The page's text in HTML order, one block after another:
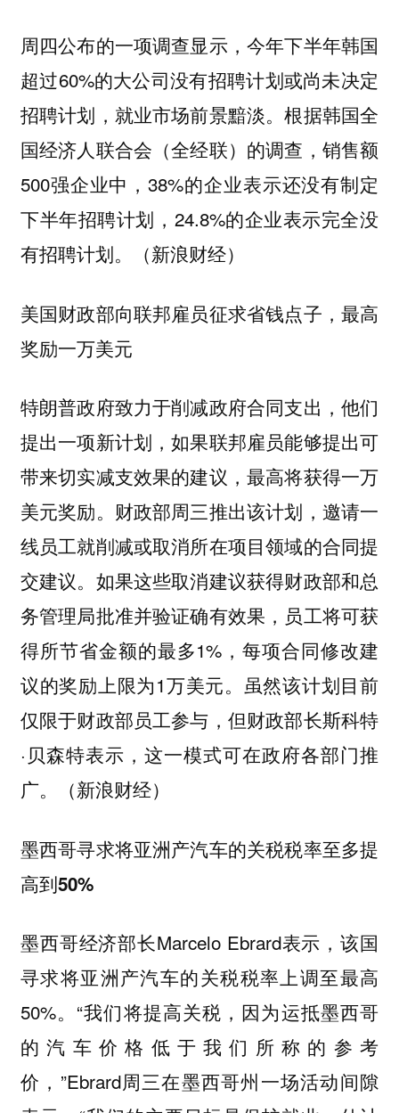
周四公布的一项调查显示，今年下半年韩国
超过60%的大公司没有招聘计划或尚未决定
招聘计划，就业市场前景黯淡。根据韩国全
国经济人联合会（全经联）的调查，销售额
500强企业中，38%的企业表示还没有制定
下半年招聘计划，24.8%的企业表示完全没
有招聘计划。（新浪财经）
美国财政部向联邦雇员征求省钱点子，最高
奖励一万美元
特朗普政府致力于削减政府合同支出，他们
提出一项新计划，如果联邦雇员能够提出可
带来切实减支效果的建议，最高将获得一万
美元奖励。财政部周三推出该计划，邀请一
线员工就削减或取消所在项目领域的合同提
交建议。如果这些取消建议获得财政部和总
务管理局批准并验证确有效果，员工将可获
得所节省金额的最多1%，每项合同修改建
议的奖励上限为1万美元。虽然该计划目前
仅限于财政部员工参与，但财政部长斯科特
·贝森特表示，这一模式可在政府各部门推
广。（新浪财经）
墨西哥寻求将亚洲产汽车的关税税率至多提
高到50%
墨西哥经济部长Marcelo Ebrard表示，该国
寻求将亚洲产汽车的关税税率上调至最高
50%。“我们将提高关税，因为运抵墨西哥
的汽车价格低于我们所称的参考
价，”Ebrard周三在墨西哥州一场活动间隙